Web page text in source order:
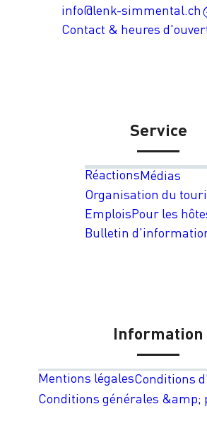
info@lenk-simmental.ch
Contact & heures
Service
RéactionsMédias
Organisation du
EmploisPour les
Bulletin
Information
Mentions légalesConditions
Conditions générales